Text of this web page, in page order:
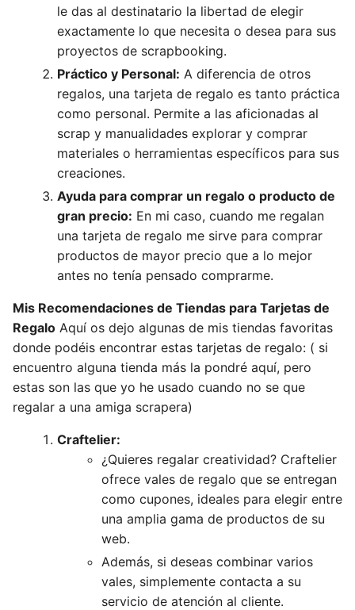
le das al destinatario la libertad de elegir
exactamente lo que necesita o desea para sus
proyectos de scrapbooking.
Práctico y Personal: A diferencia de otros
regalos, una tarjeta de regalo es tanto práctica
como personal. Permite a las aficionadas al
scrap y manualidades explorar y comprar
materiales o herramientas específicos para sus
creaciones.
Ayuda para comprar un regalo o producto de
gran precio: En mi caso, cuando me regalan
una tarjeta de regalo me sirve para comprar
productos de mayor precio que a lo mejor
antes no tenía pensado comprarme.
Mis Recomendaciones de Tiendas para Tarjetas de
Regalo Aquí os dejo algunas de mis tiendas favoritas
donde podéis encontrar estas tarjetas de regalo: ( si
encuentro alguna tienda más la pondré aquí, pero
estas son las que yo he usado cuando no se que
regalar a una amiga scrapera)
Craftelier:
¿Quieres regalar creatividad? Craftelier
ofrece vales de regalo que se entregan
como cupones, ideales para elegir entre
una amplia gama de productos de su
web.
Además, si deseas combinar varios
vales, simplemente contacta a su
servicio de atención al cliente.